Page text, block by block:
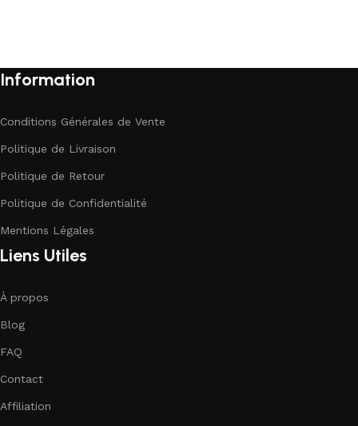
Information
Conditions Générales de Vente
Politique de Livraison
Politique de Retour
Politique de Confidentialité
Mentions Légales
Liens Utiles
À propos
Blog
FAQ
Contact
Affiliation